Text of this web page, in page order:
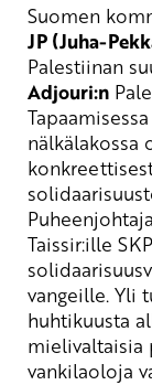
Suomen
JP (Juha-
Palestiinan
Adjouri:n
nälkälakossa
Taissir:ille
vangeille. Yli
huhtikuusta
mielivaltaisia
vankilaoloja